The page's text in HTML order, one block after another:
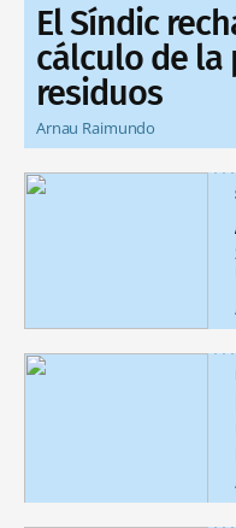
El Síndic
cálculo de la
residuos
Arnau Raimundo